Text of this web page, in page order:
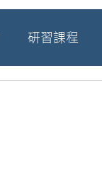
研習課程